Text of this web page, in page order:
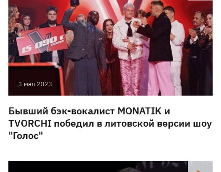
3 мая 2023
Бывший бэк-вокалист MONATIK и
TVORCHI победил в литовской версии шоу
"Голос"